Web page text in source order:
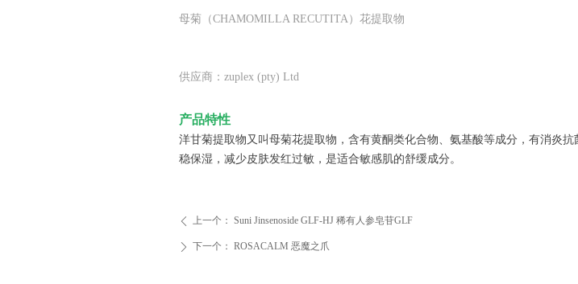
ꄴ 上一个： Suni Jinsenoside GLF-HJ 稀有人参皂苷GLF
母菊（CHAMOMILLA RECUTITA）花提取物
供应商：zuplex (pty) Ltd
ꄲ 下一个： ROSACALM 恶魔之爪
产品特性
洋甘菊提取物又叫母菊花提取物，含有黄酮类化合物、氨基酸等成分，有消炎
稳保湿，减少皮肤发红过敏，是适合敏感肌的舒缓成分。